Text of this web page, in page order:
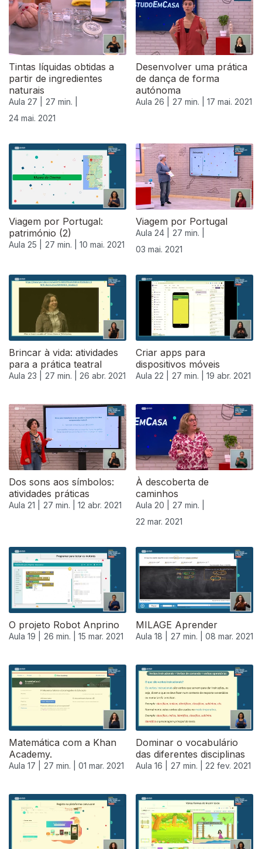
Tintas líquidas obtidas a
partir de ingredientes
naturais
Aula 27 |
27 min. |
24 mai. 2021
Desenvolver uma prática
de dança de forma
autónoma
Aula 26 | 27 min. | 17 mai. 2021
Viagem por Portugal:
património (2)
Aula 25 | 27 min. | 10 mai. 2021
Viagem por Portugal
Aula 24 |
27 min. |
03 mai. 2021
Brincar à vida: atividades
para a prática teatral
Aula 23 | 27 min. | 26 abr. 2021
Criar apps para
dispositivos móveis
Aula 22 | 27 min. | 19 abr. 2021
538177
Dos sons aos símbolos:
atividades práticas
Aula 21 | 27 min. | 12 abr. 2021
À descoberta de
caminhos
Aula 20 |
27 min. |
22 mar. 2021
O projeto Robot Anprino
Aula 19 | 26 min. | 15 mar. 2021
MILAGE Aprender
Aula 18 | 27 min. | 08 mar. 2021
Matemática com a Khan
Academy.
Aula 17 | 27 min. | 01 mar. 2021
Dominar o vocabulário
das diferentes disciplinas
Aula 16 | 27 min. | 22 fev. 2021